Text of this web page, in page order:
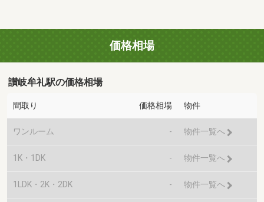
価格相場
讃岐牟礼駅の価格相場
間取り 価格相場 物件
ワンルーム - 物件一覧へ
1K・1DK - 物件一覧へ
1LDK・2K・2DK - 物件一覧へ